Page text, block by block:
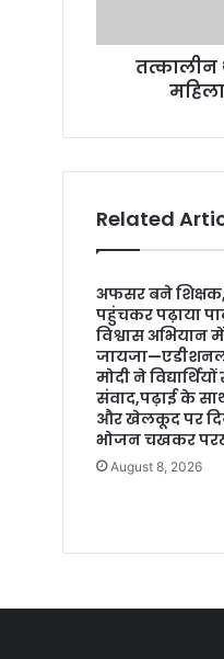
r
तत्कालीन
Related
अफसर बने
पहुंचकर पढ़ाया
विश्वास
मोदी ने
संवाद,पढ़ाई के
और खेलकूद पर
भोजन चखकर
August 8, 2026